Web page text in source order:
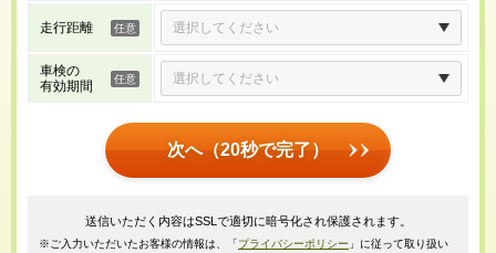
走行距離
車検の
有効期間
次へ（20秒で完了）
送信いただく内容はSSLで適切に暗号化され保護されます。
※ご入力いただいたお客様の情報は、「プライバシーポリシー 」に従って取り扱い